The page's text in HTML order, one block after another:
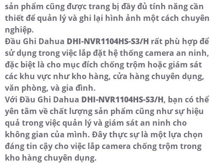
sản phẩm cũng được trang bị đầy đủ tính năng cần
thiết để quản lý và ghi lại hình ảnh một cách chuyên
nghiệp.
Đầu Ghi Dahua DHI-NVR1104HS-S3/H rất phù hợp để
sử dụng trong việc lắp đặt hệ thống camera an ninh,
đặc biệt là cho mục đích chống trộm hoặc giám sát
các khu vực như kho hàng, cửa hàng chuyên dụng,
văn phòng, và gia đình.
Với Đầu Ghi Dahua DHI-NVR1104HS-S3/H, bạn có thể
yên tâm về chất lượng sản phẩm cũng như sự hiệu
quả trong việc quản lý và giám sát an ninh cho
không gian của mình. Đây thực sự là một lựa chọn
đáng tin cậy cho việc lắp camera chống trộm trong
kho hàng chuyên dụng.